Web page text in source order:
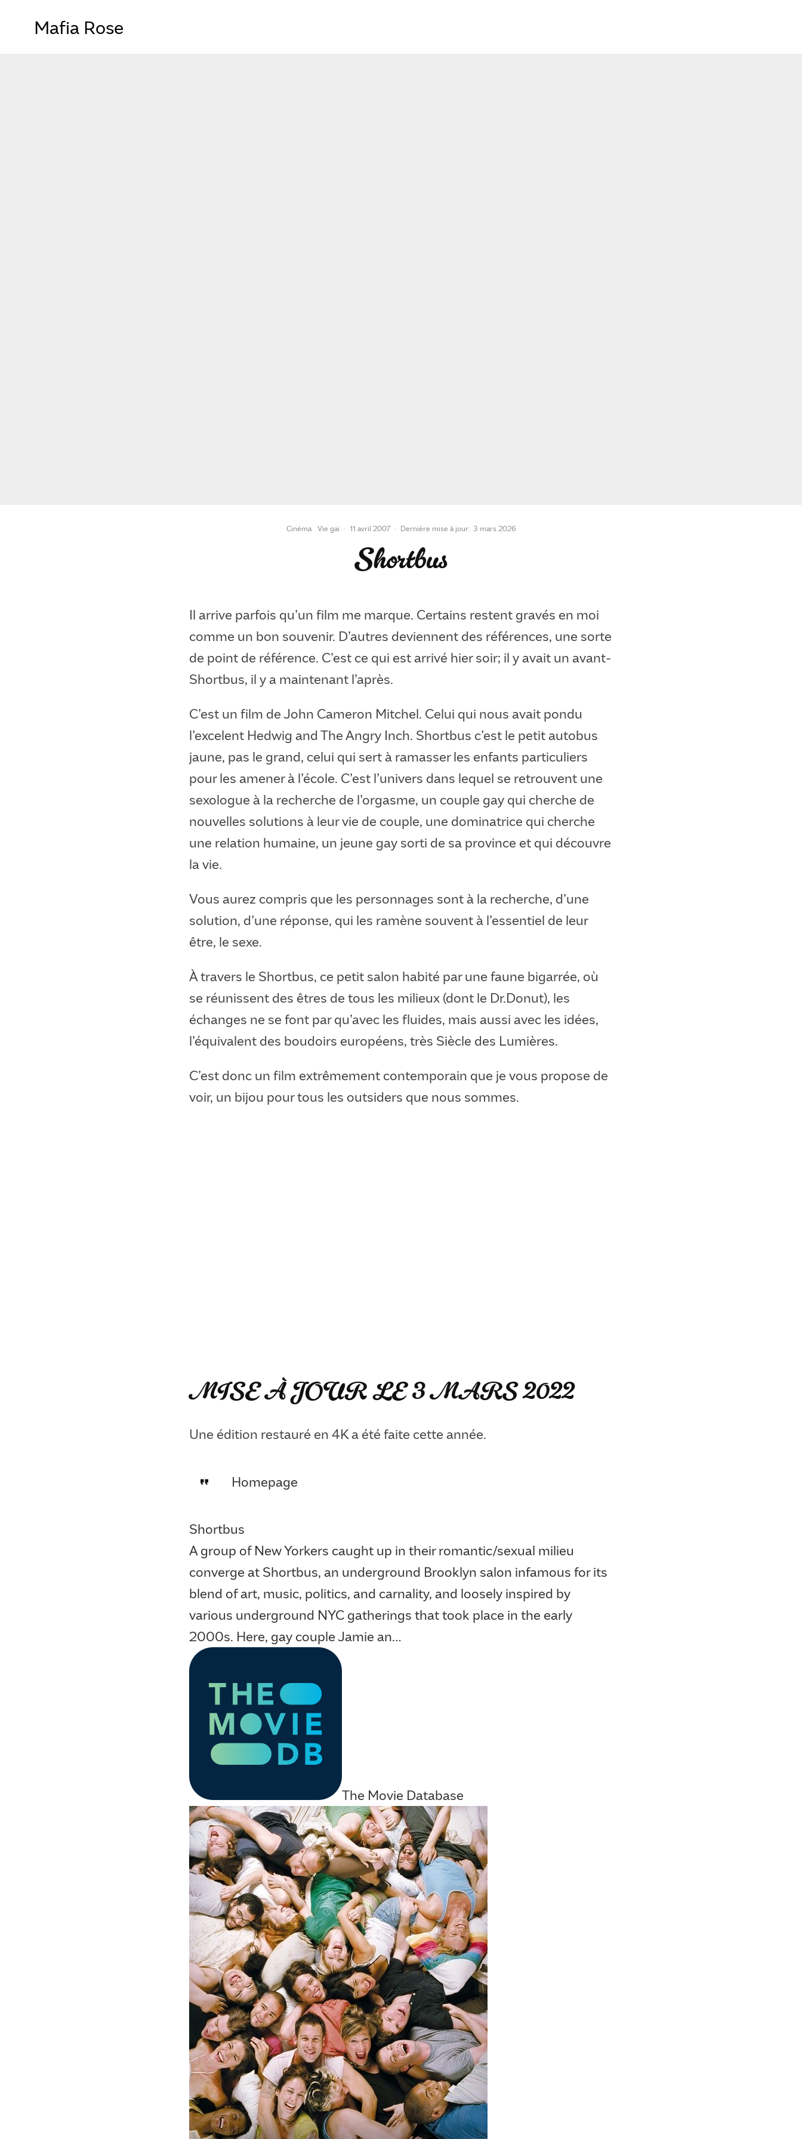
Mafia Rose
Cinéma Vie gai · 11 avril 2007 · Dernière mise à jour: 3 mars 2026
Shortbus
Il arrive parfois qu’un film me marque. Certains restent gravés en moi
comme un bon souvenir. D’autres deviennent des références, une sorte
de point de référence. C’est ce qui est arrivé hier soir; il y avait un avant-
Shortbus, il y a maintenant l’après.
C’est un film de John Cameron Mitchel. Celui qui nous avait pondu
l’excelent Hedwig and The Angry Inch. Shortbus c’est le petit autobus
jaune, pas le grand, celui qui sert à ramasser les enfants particuliers
pour les amener à l’école. C’est l’univers dans lequel se retrouvent une
sexologue à la recherche de l’orgasme, un couple gay qui cherche de
nouvelles solutions à leur vie de couple, une dominatrice qui cherche
une relation humaine, un jeune gay sorti de sa province et qui découvre
la vie.
Vous aurez compris que les personnages sont à la recherche, d’une
solution, d’une réponse, qui les ramène souvent à l’essentiel de leur
être, le sexe.
À travers le Shortbus, ce petit salon habité par une faune bigarrée, où
se réunissent des êtres de tous les milieux (dont le Dr.Donut), les
échanges ne se font par qu’avec les fluides, mais aussi avec les idées,
l’équivalent des boudoirs européens, très Siècle des Lumières.
C’est donc un film extrêmement contemporain que je vous propose de
voir, un bijou pour tous les outsiders que nous sommes.
MISE À JOUR LE 3 MARS 2022
Une édition restauré en 4K a été faite cette année.
Homepage
Shortbus
A group of New Yorkers caught up in their romantic/sexual milieu
converge at Shortbus, an underground Brooklyn salon infamous for its
blend of art, music, politics, and carnality, and loosely inspired by
various underground NYC gatherings that took place in the early
2000s. Here, gay couple Jamie an…
The Movie Database